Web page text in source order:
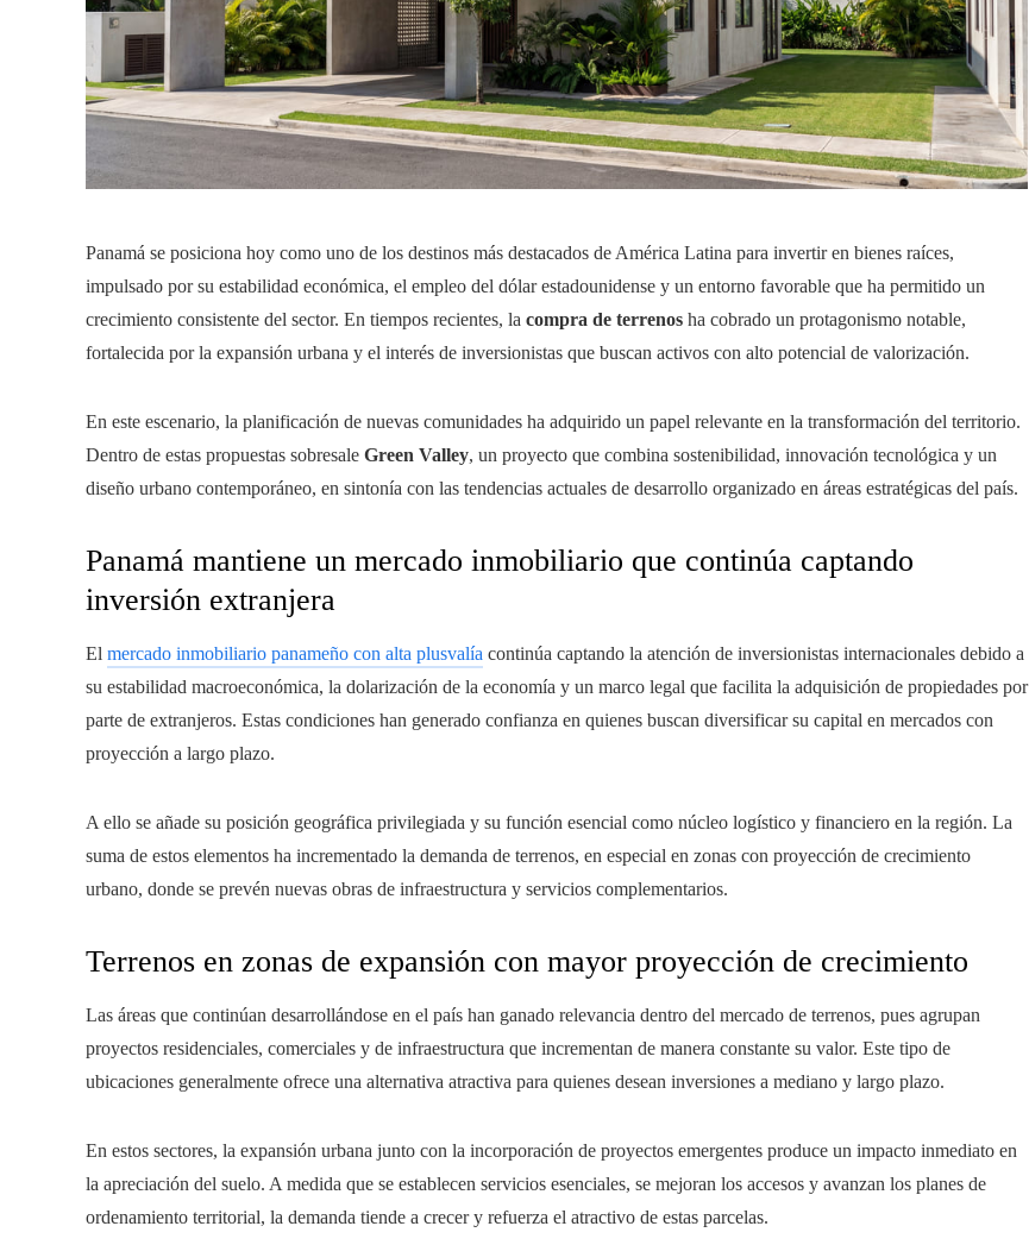
Panamá se posiciona hoy como uno de los destinos más destacados de América Latina para invertir en bienes raíces,
impulsado por su estabilidad económica, el empleo del dólar estadounidense y un entorno favorable que ha permitido un
crecimiento consistente del sector. En tiempos recientes, la compra de terrenos ha cobrado un protagonismo notable,
fortalecida por la expansión urbana y el interés de inversionistas que buscan activos con alto potencial de valorización.
En este escenario, la planificación de nuevas comunidades ha adquirido un papel relevante en la transformación del territorio.
Dentro de estas propuestas sobresale Green Valley, un proyecto que combina sostenibilidad, innovación tecnológica y un
diseño urbano contemporáneo, en sintonía con las tendencias actuales de desarrollo organizado en áreas estratégicas del país.
Panamá mantiene un mercado inmobiliario que continúa captando
inversión extranjera
El mercado inmobiliario panameño con alta plusvalía continúa captando la atención de inversionistas internacionales debido a
su estabilidad macroeconómica, la dolarización de la economía y un marco legal que facilita la adquisición de propiedades por
parte de extranjeros. Estas condiciones han generado confianza en quienes buscan diversificar su capital en mercados con
proyección a largo plazo.
A ello se añade su posición geográfica privilegiada y su función esencial como núcleo logístico y financiero en la región. La
suma de estos elementos ha incrementado la demanda de terrenos, en especial en zonas con proyección de crecimiento
urbano, donde se prevén nuevas obras de infraestructura y servicios complementarios.
Terrenos en zonas de expansión con mayor proyección de crecimiento
Las áreas que continúan desarrollándose en el país han ganado relevancia dentro del mercado de terrenos, pues agrupan
proyectos residenciales, comerciales y de infraestructura que incrementan de manera constante su valor. Este tipo de
ubicaciones generalmente ofrece una alternativa atractiva para quienes desean inversiones a mediano y largo plazo.
En estos sectores, la expansión urbana junto con la incorporación de proyectos emergentes produce un impacto inmediato en
la apreciación del suelo. A medida que se establecen servicios esenciales, se mejoran los accesos y avanzan los planes de
ordenamiento territorial, la demanda tiende a crecer y refuerza el atractivo de estas parcelas.